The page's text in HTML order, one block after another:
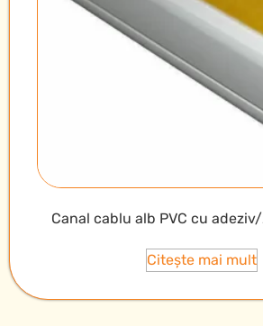
Canal cablu alb PVC cu
Citește mai mult